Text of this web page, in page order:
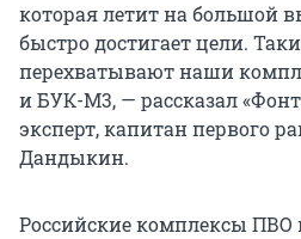
которая летит на большой
быстро достигает цели.
перехватывают наши
и БУК-М3, — рассказал
эксперт, капитан первого
Дандыкин.
Российские комплексы ПВО